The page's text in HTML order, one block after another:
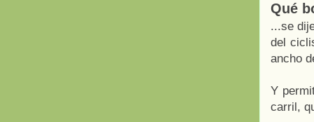
Qué
...se
del
ancho
Y
carril,